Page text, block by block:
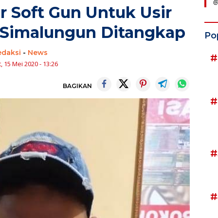
Soft Gun Untuk Usir
Ditangkap
- News
15 Mei 2020 - 13:26
BAGIKAN